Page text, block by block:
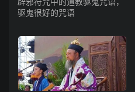
驱鬼很好的咒语